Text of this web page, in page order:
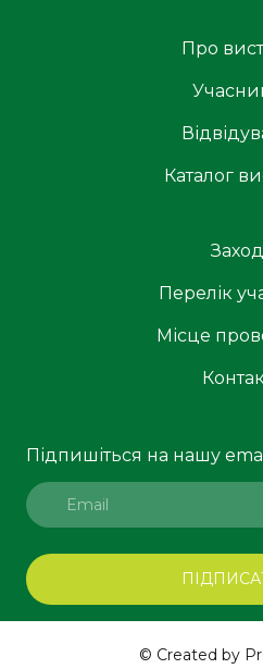
Про
Каталог
Перелік
Місце
Підпишіться на нашу
© Created by